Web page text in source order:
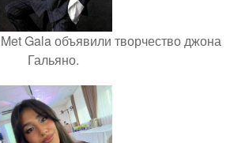
Gala объявили творчество джона
Гальяно.